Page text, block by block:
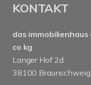
KONTAKT
das
co kg
Langer Hof 2d
38100 Braunschweig